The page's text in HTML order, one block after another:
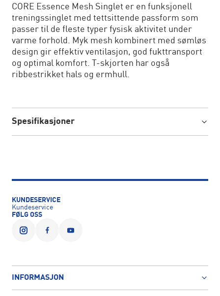
CORE Essence Mesh Singlet er en funksjonell
treningssinglet med tettsittende passform som
passer til de fleste typer fysisk aktivitet under
varme forhold. Myk mesh kombinert med sømløs
design gir effektiv ventilasjon, god fukttransport
og optimal komfort. T-skjorten har også
ribbestrikket hals og ermhull.
Spesifikasjoner
KUNDESERVICE
Kundeservice
FØLG OSS
INFORMASJON